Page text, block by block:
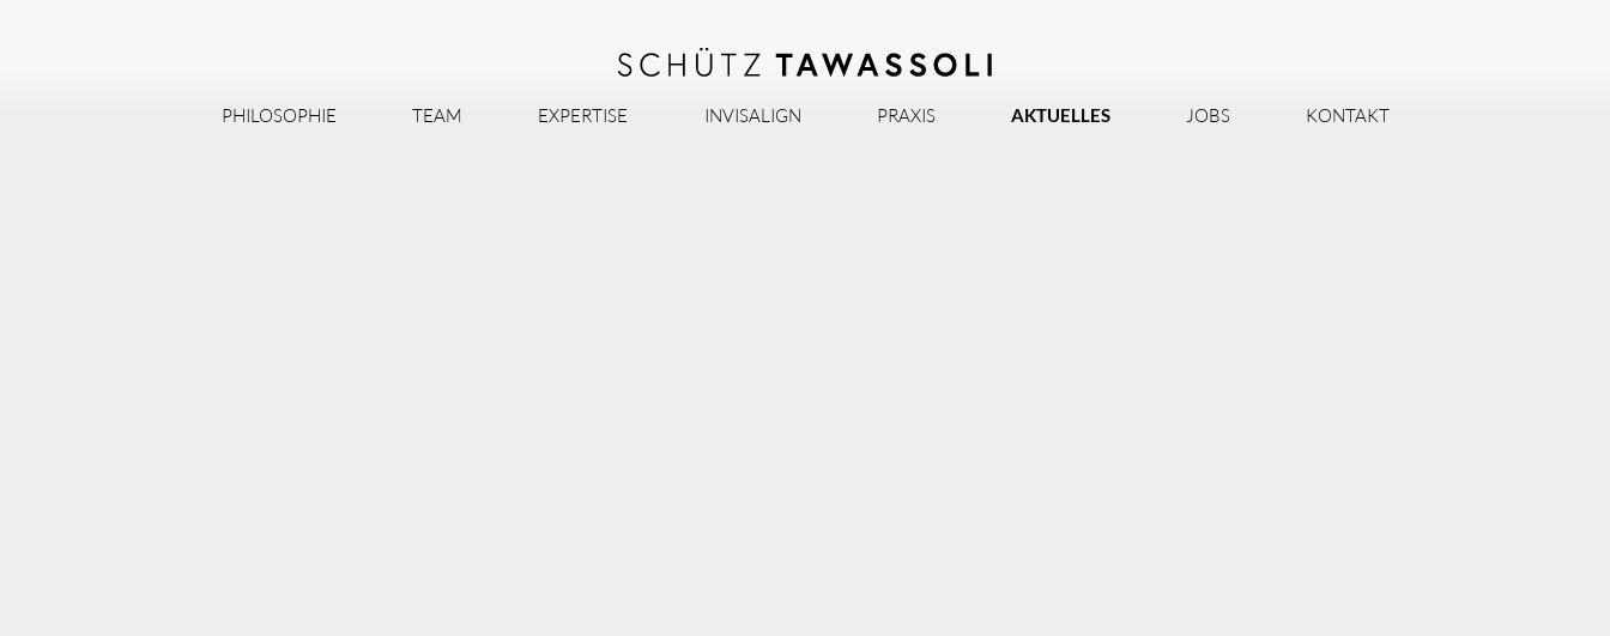
PHILOSOPHIE TEAM EXPERTISE INVISALIGN PRAXIS AKTUELLES JOBS KONTAKT